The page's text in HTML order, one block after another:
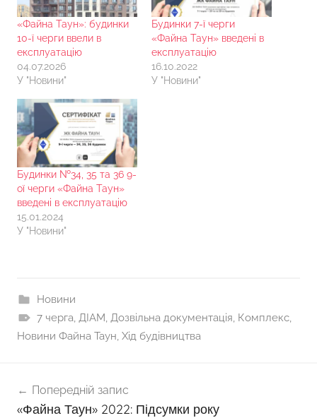
«Файна Таун»: будинки
10-ї черги ввели в
експлуатацію
04.07.2026
У "Новини"
Будинки 7-ї черги
«Файна Таун» введені в
експлуатацію
16.10.2022
У "Новини"
Будинки №34, 35 та 36 9-
ої черги «Файна Таун»
введені в експлуатацію
15.01.2024
У "Новини"
Новини
7 черга, ДІАМ, Дозвільна документація, Комплекс,
Новини Файна Таун, Хід будівництва
записів
Попередній запис
«Файна Таун» 2022: Підсумки року